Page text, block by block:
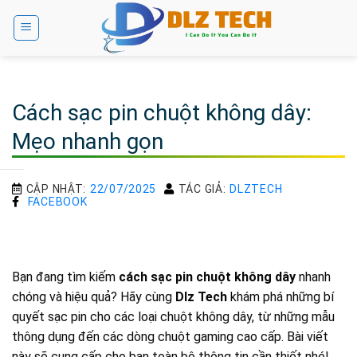
Cách sạc pin chuột không dây:
Mẹo nhanh gọn
CẬP NHẬT: 22/07/2025 TÁC GIẢ: DLZTECH
FACEBOOK
Bạn đang tìm kiếm cách sạc pin chuột không dây nhanh
chóng và hiệu quả? Hãy cùng Dlz Tech khám phá những bí
quyết sạc pin cho các loại chuột không dây, từ những mẫu
thông dụng đến các dòng chuột gaming cao cấp. Bài viết